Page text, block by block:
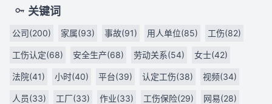
关键词
公司(200) 家属(93) 事故(91) 用人单位(85) 工伤(82)
工伤认定(68) 安全生产(68) 劳动关系(54) 女士(42)
法院(41) 小时(40) 平台(39) 认定工伤(38) 视频(34)
人员(33) 工厂(33) 作业(33) 工伤保险(29) 网易(28)